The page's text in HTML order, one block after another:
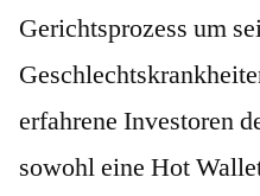
Gerichtsprozess um
erfahrene Investoren
sowohl eine Hot